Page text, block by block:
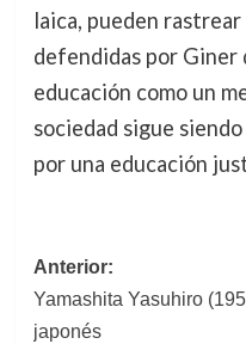
laica, pueden
defendidas por Giner
educación como un
sociedad sigue
por una educación
Navegación
de
Anterior:
Yamashita Yasuhiro
japonés